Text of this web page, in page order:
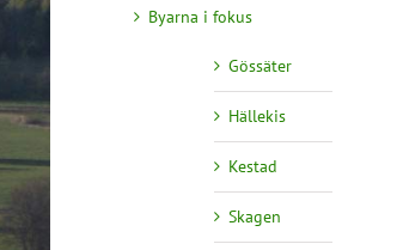
Byarna i fokus
Gössäter
Hällekis
Kestad
Skagen